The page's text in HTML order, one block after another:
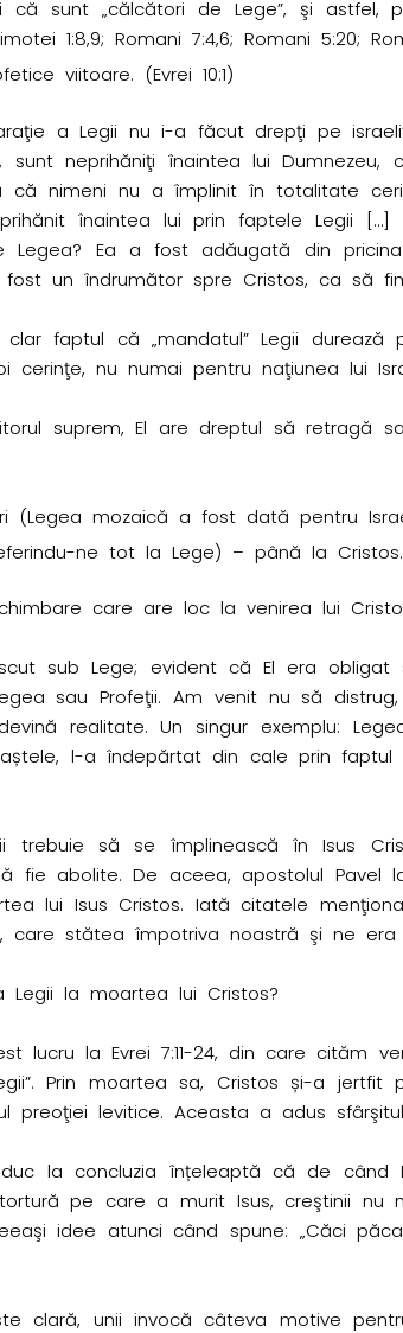
că sunt „călcători de Lege”, şi
1:8,9; Romani 7:4,6; Romani 5:20;
viitoare. (Evrei 10:1)
a Legii nu i-a făcut drepţi pe
neprihăniţi înaintea lui
că nimeni nu a împlinit în totalitate
înaintea lui prin faptele Legii […]
Legea? Ea a fost adăugată din
un îndrumător spre Cristos, ca să fim
faptul că „mandatul” Legii
cerinţe, nu numai pentru naţiunea lui
suprem, El are dreptul să
mozaică a fost dată pentru Israel
ne tot la Lege) – până la Cristos.
care are loc la venirea lui
sub Lege; evident că El era
sau Profeţii. Am venit nu să distrug,
realitate. Un singur exemplu:
l-a îndepărtat din cale prin
trebuie să se împlinească în Isus
fie abolite. De aceea, apostolul Pavel
lui Isus Cristos. Iată citatele
care stătea împotriva noastră şi ne
la moartea lui Cristos?
lucru la Evrei 7:11-24, din care cităm
Prin moartea sa, Cristos și-a
preoţiei levitice. Aceasta a adus
la concluzia înțeleaptă că de
pe care a murit Isus, creştinii nu
idee atunci când spune: „Căci
clară, unii invocă câteva motive